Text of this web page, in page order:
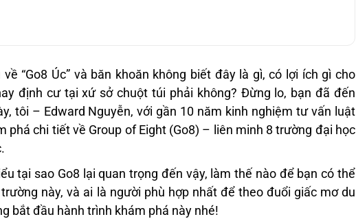
“Go8 Úc” và băn khoăn không biết đây là gì, có lợi ích gì cho
định cư tại xứ sở chuột túi phải không? Đừng lo, bạn đã đến
tôi – Edward Nguyễn, với gần 10 năm kinh nghiệm tư vấn luật
phá chi tiết về Group of Eight (Go8) – liên minh 8 trường đại học
tại sao Go8 lại quan trọng đến vậy, làm thế nào để bạn có thể
này, và ai là người phù hợp nhất để theo đuổi giấc mơ du
bắt đầu hành trình khám phá này nhé!